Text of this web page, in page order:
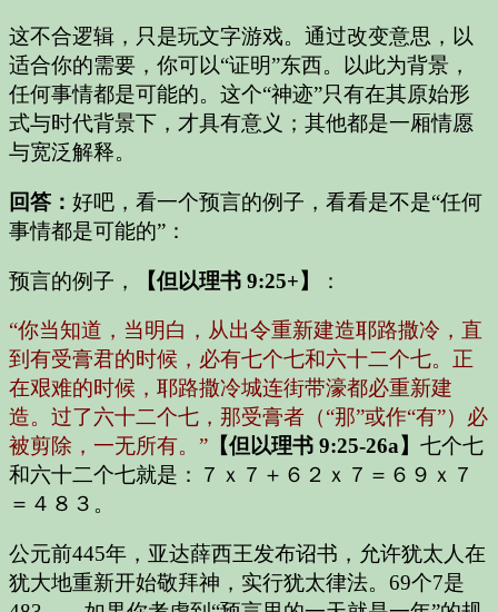
这不合逻辑，只是玩文字游戏。通过改变意思，以
适合你的需要，你可以“证明”东西。以此为背景，
任何事情都是可能的。这个“神迹”只有在其原始形
式与时代背景下，才具有意义；其他都是一厢情愿
与宽泛解释。
回答： 好吧，看一个预言的例子，看看是不是“任何
事情都是可能的”：
预言的例子， 【但以理书 9:25+】 ：
“你当知道，当明白，从出令重新建造耶路撒冷，直
到有受膏君的时候，必有七个七和六十二个七。正
在艰难的时候，耶路撒冷城连街带濠都必重新建
造。过了六十二个七，那受膏者（“那”或作“有”）必
被剪除，一无所有。” 【但以理书 9:25-26a】 七个七
和六十二个七就是：７ｘ７＋６２ｘ７＝６９ｘ７
＝４８３。
公元前445年，亚达薛西王发布诏书，允许犹太人在
犹大地重新开始敬拜神，实行犹太律法。69个7是